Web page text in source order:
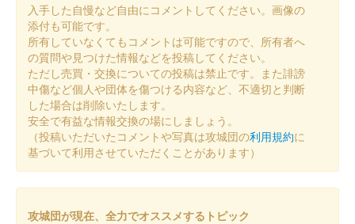
入手した自慢など自由にコメントしてください。画像の
添付も可能です。
所有していなくてもコメントは可能ですので、所有者へ
の質問や見つけた情報などを投稿してください。
ただし売買・交換についての投稿は禁止です。また誹謗
中傷など個人や団体を傷つける内容など、不適切と判断
した場合は削除いたします。
安全で有益な情報交換の場にしましょう。
（投稿いただいたコメントや写真は攻城団の利用規約に
基づいて利用させていただくことがあります）
攻城団が現在、全力でオススメするトピック